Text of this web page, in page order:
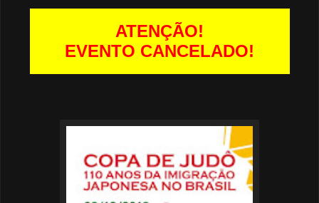
ATENÇÃO!
EVENTO CANCELADO!